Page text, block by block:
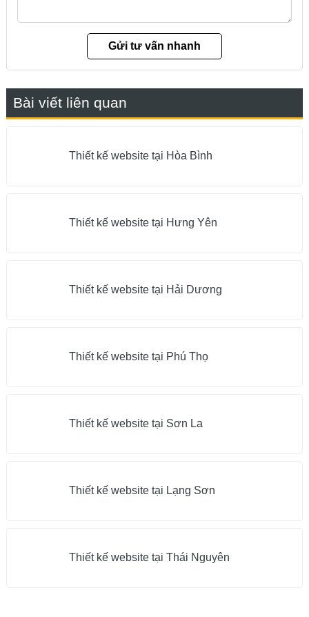
Bài viết liên quan
Thiết kế website tại Hòa Bình
Thiết kế website tại Hưng Yên
Thiết kế website tại Hải Dương
Thiết kế website tại Phú Thọ
Thiết kế website tại Sơn La
Thiết kế website tại Lạng Sơn
Thiết kế website tại Thái Nguyên